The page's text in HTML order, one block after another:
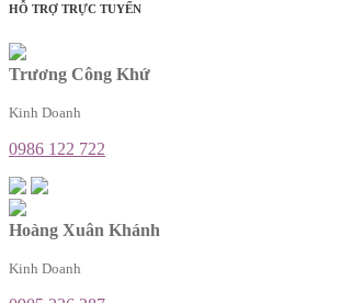
HỖ TRỢ TRỰC TUYẾN
Trương Công Khứ
Kinh Doanh
0986 122 722
Hoàng Xuân Khánh
Kinh Doanh